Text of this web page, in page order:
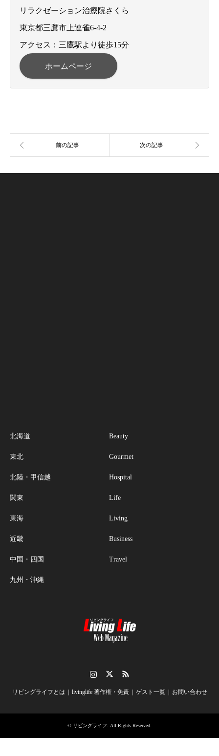
リラクゼーション治療院さくら
東京都三鷹市上連雀6-4-2
アクセス：三鷹駅より徒歩15分
ホームページ
北海道
東北
北陸・甲信越
関東
東海
近畿
中国・四国
九州・沖縄
Beauty
Gourmet
Hospital
Life
Living
Business
Travel
リビングライフとは livinglife 著作権・免責 ゲスト一覧 お問い合わせ
© リビングライフ . All Rights Reserved.